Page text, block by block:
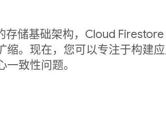
存储基础架构，Cloud
缩。现在，您可以专注于构建
致性问题。